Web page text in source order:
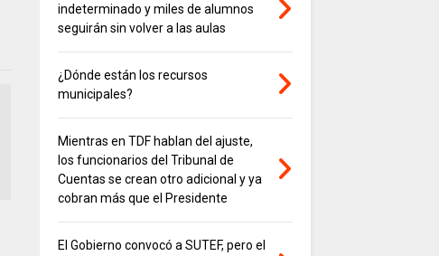
indeterminado y miles de alumnos
seguirán sin volver a las aulas
¿Dónde están los recursos
municipales?
Mientras en TDF hablan del ajuste,
los funcionarios del Tribunal de
Cuentas se crean otro adicional y ya
cobran más que el Presidente
El Gobierno convocó a SUTEF, pero el